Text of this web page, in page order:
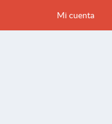
Mi cuenta